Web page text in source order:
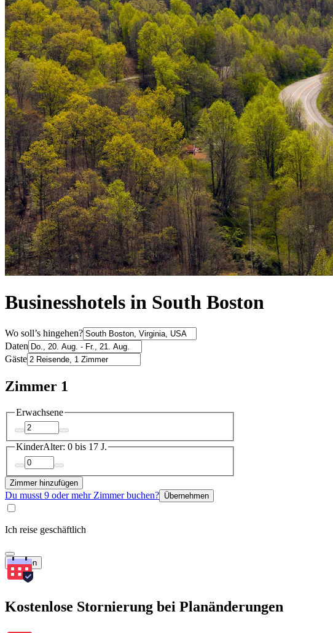
Businesshotels in South Boston
Wo soll’s hingehen?
Daten
Gäste
Zimmer 1
Erwachsene
KinderAlter: 0 bis 17 J.
Zimmer hinzufügen
Du musst 9 oder mehr Zimmer buchen? Übernehmen
Ich reise geschäftlich
Suchen
Kostenlose Stornierung bei Planänderungen